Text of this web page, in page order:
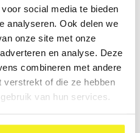
social media te bieden
analyseren. Ook delen we
onze site met onze
en analyse. Deze
combineren met andere
verstrekt of die ze hebben
van hun services.
Koffer A4 Magenta
compact is en makkelijk te
(€8,59Incl. btw)